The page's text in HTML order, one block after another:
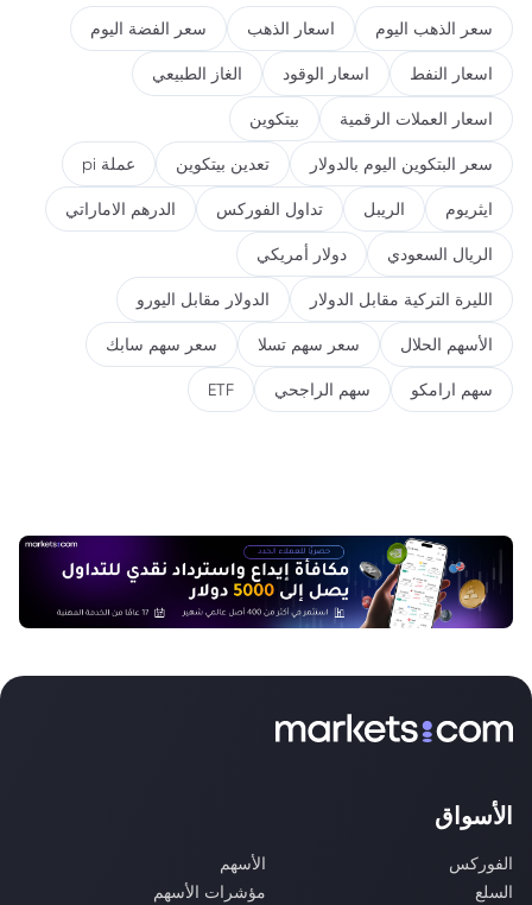
سعر الذهب اليوم اسعار الذهب سعر الفضة اليوم
اسعار النفط اسعار الوقود الغاز الطبيعي
اسعار العملات الرقمية بيتكوين
سعر البتكوين اليوم بالدولار تعدين بيتكوين عملة pi
ايثريوم الريبل تداول الفوركس الدرهم الاماراتي
الريال السعودي دولار أمريكي
الليرة التركية مقابل الدولار الدولار مقابل اليورو
الأسهم الحلال سعر سهم تسلا سعر سهم سابك
سهم ارامكو سهم الراجحي ETF
الأسواق
الفوركس
الأسهم
السلع
مؤشرات الأسهم